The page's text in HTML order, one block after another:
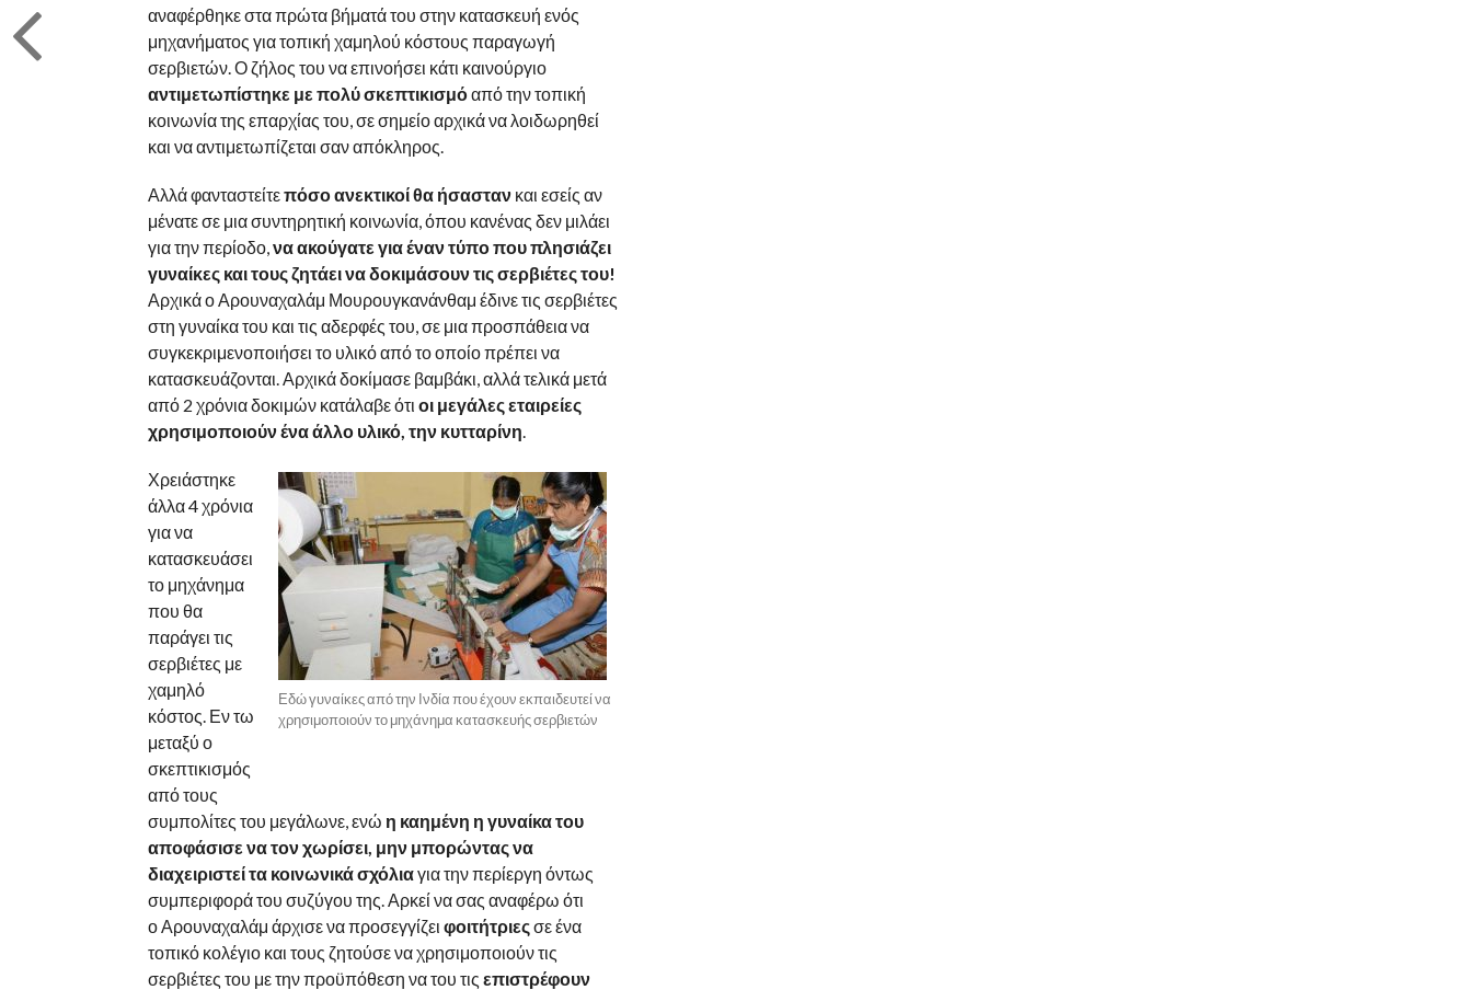
αναφέρθηκε στα πρώτα βήματά του στην κατασκευή ενός
μηχανήματος για τοπική χαμηλού κόστους παραγωγή
σερβιετών. Ο ζήλος του να επινοήσει κάτι καινούργιο
αντιμετωπίστηκε με πολύ σκεπτικισμόαπό την τοπική
κοινωνία της επαρχίας του, σε σημείο αρχικά να λοιδωρηθεί
και να αντιμετωπίζεται σαν απόκληρος.
Αλλά φανταστείτεπόσο ανεκτικοί θα ήσαστανκαι εσείς αν
μένατε σε μια συντηρητική κοινωνία, όπου κανένας δεν μιλάει
για την περίοδο, να ακούγατε για έναν τύπο που πλησιάζει
γυναίκες και τους ζητάει να δοκιμάσουν τις σερβιέτες του!
Αρχικά ο Αρουναχαλάμ Μουρουγκανάνθαμ έδινε τις σερβιέτες
στη γυναίκα του και τις αδερφές του, σε μια προσπάθεια να
συγκεκριμενοποιήσει το υλικό από το οποίο πρέπει να
κατασκευάζονται. Αρχικά δοκίμασε βαμβάκι, αλλά τελικά μετά
από 2 χρόνια δοκιμών κατάλαβε ότι οι μεγάλες εταιρείες
χρησιμοποιούν ένα άλλο υλικό, την κυτταρίνη
Εδώ γυναίκες από την Ινδία που έχουν εκπαιδευτεί να
χρησιμοποιούν το μηχάνημα κατασκευής σερβιετών
Χρειάστηκε
άλλα 4 χρόνια
για να
κατασκευάσει
το μηχάνημα
που θα
παράγει τις
σερβιέτες με
χαμηλό
κόστος. Εν τω
μεταξύ ο
σκεπτικισμός
από τους
συμπολίτες του μεγάλωνε, ενώ η καημένη η γυναίκα του
αποφάσισε να τον χωρίσει, μην μπορώντας να
διαχειριστεί τα κοινωνικά σχόλιαγια την περίεργη όντως
συμπεριφορά του συζύγου της. Αρκεί να σας αναφέρω ότι
ο Αρουναχαλάμ άρχισε να προσεγγίζει φοιτήτριεςσε ένα
τοπικό κολέγιο και τους ζητούσε να χρησιμοποιούν τις
σερβιέτες του με την προϋπόθεση να του τις επιστρέφουν